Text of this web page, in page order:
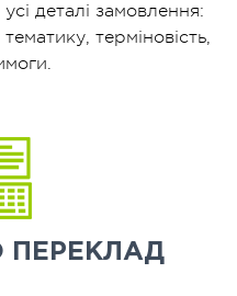
деталі замовлення:
терміновість,
ПЕРЕКЛАД